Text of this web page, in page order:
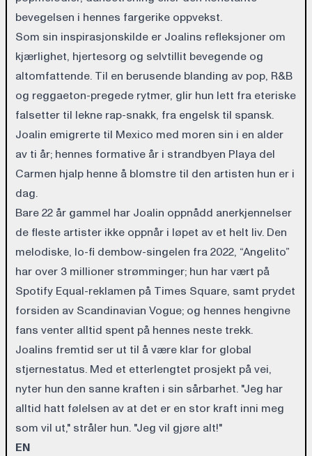
bevegelsen i hennes fargerike oppvekst.
Som sin inspirasjonskilde er Joalins refleksjoner om
kjærlighet, hjertesorg og selvtillit bevegende og
altomfattende. Til en berusende blanding av pop, R&B
og reggaeton-pregede rytmer, glir hun lett fra eteriske
falsetter til lekne rap-snakk, fra engelsk til spansk.
Joalin emigrerte til Mexico med moren sin i en alder
av ti år; hennes formative år i strandbyen Playa del
Carmen hjalp henne å blomstre til den artisten hun er i
dag.
Bare 22 år gammel har Joalin oppnådd anerkjennelser
de fleste artister ikke oppnår i løpet av et helt liv. Den
melodiske, lo-fi dembow-singelen fra 2022, “Angelito”
har over 3 millioner strømminger; hun har vært på
Spotify Equal-reklamen på Times Square, samt prydet
forsiden av Scandinavian Vogue; og hennes hengivne
fans venter alltid spent på hennes neste trekk.
Joalins fremtid ser ut til å være klar for global
stjernestatus. Med et etterlengtet prosjekt på vei,
nyter hun den sanne kraften i sin sårbarhet. "Jeg har
alltid hatt følelsen av at det er en stor kraft inni meg
som vil ut," stråler hun. "Jeg vil gjøre alt!"
EN